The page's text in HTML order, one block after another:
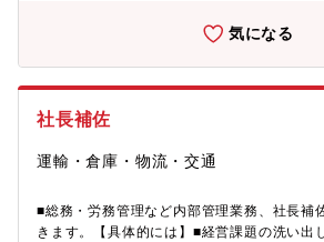
気になる
社長補佐
運輸・倉庫・物流・交通
■総務・労務管理など内部管理業務、社長補
きます。【具体的には】■経営課題の洗い出